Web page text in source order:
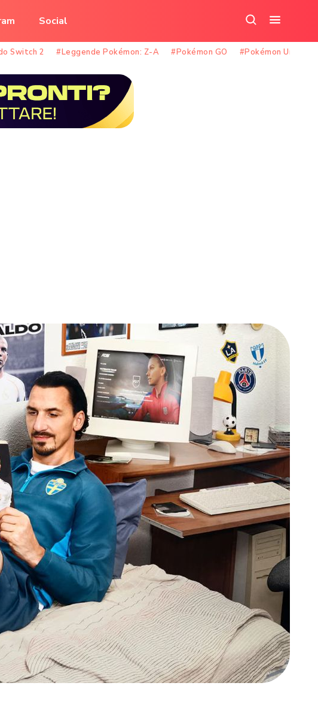
Social
nel
sito
il
menu
Switch 2 #Leggende Pokémon: Z-A #Pokémon GO #Pokémon Unite